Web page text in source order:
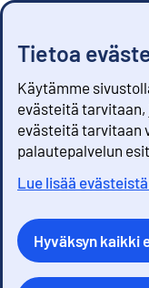
Tietoa
Käytämme
evästeitä
evästeitä tarvitaan
palautepalvelun
Lue lisää
Hyväksyn kaikki